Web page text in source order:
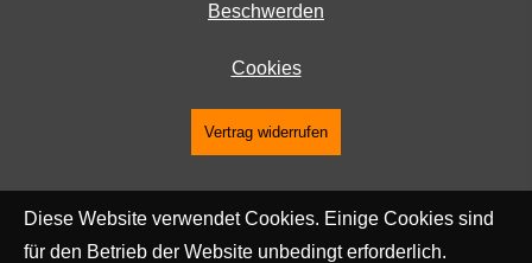
Beschwerden
Cookies
Vertrag widerrufen
Diese Website verwendet Cookies. Einige Cookies sind
für den Betrieb der Website unbedingt erforderlich.